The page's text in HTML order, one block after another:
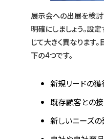
展示会への出展を検
明確にしましょう。設
じて大きく異なります
下の4つです。
新規リードの
既存顧客との
新しいニーズ